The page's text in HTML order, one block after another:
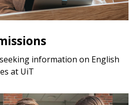
information on English
at UiT